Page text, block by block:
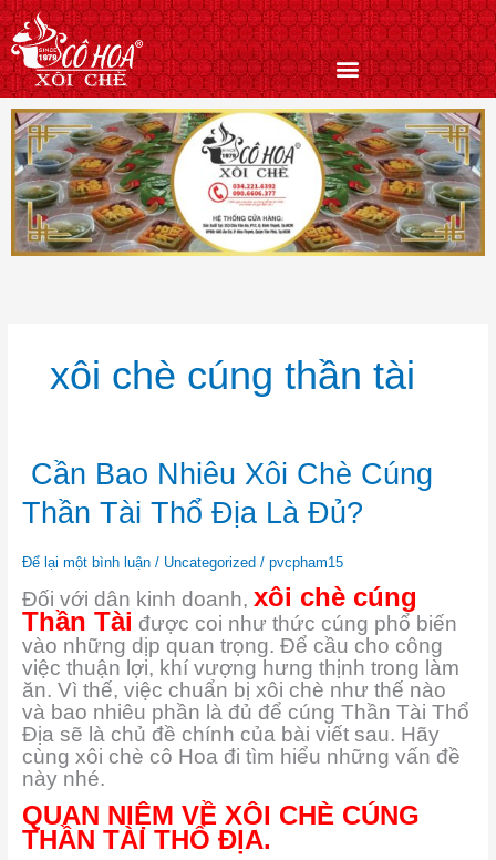
Nhảy
tới
nội
dung
xôi chè cúng thần tài
Cần Bao Nhiêu Xôi Chè Cúng
Thần Tài Thổ Địa Là Đủ?
Để lại một bình luận / Uncategorized / pvcpham15
Đối với dân kinh doanh, xôi chè cúng
Thần Tài được coi như thức cúng phổ biến
vào những dịp quan trọng. Để cầu cho công
việc thuận lợi, khí vượng hưng thịnh trong làm
ăn. Vì thế, việc chuẩn bị xôi chè như thế nào
và bao nhiêu phần là đủ để cúng Thần Tài Thổ
Địa sẽ là chủ đề chính của bài viết sau. Hãy
cùng xôi chè cô Hoa đi tìm hiểu những vấn đề
này nhé.
QUAN NIỆM VỀ XÔI CHÈ CÚNG
THẦN TÀI THỔ ĐỊA.
Cần
Bao
Nhiêu
Xôi
Cúng
Tài
Thổ
Địa
Là
Đủ?